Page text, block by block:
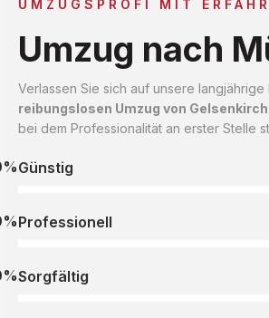
UMZUGSPROFI MIT
Umzug nach
Verlassen Sie sich auf unsere
reibungslosen Umzug von
bei dem Professionalität an erster Stelle
Günstig
Professionell
Sorgfältig